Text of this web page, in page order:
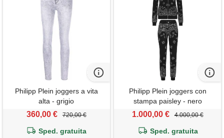
Philipp Plein joggers a vita
alta - grigio
360,00 € 720,00 €
Sped. gratuita
Philipp Plein joggers con
stampa paisley - nero
1.000,00 € 4.000,00 €
Sped. gratuita